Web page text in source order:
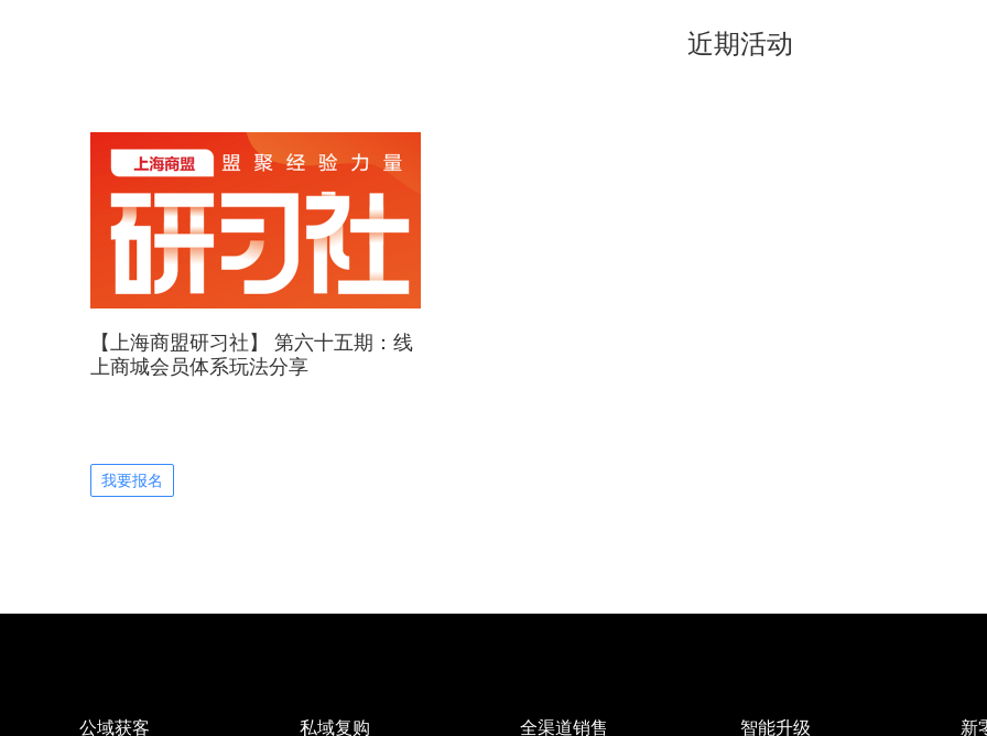
近期活动
【上海商盟研习社】 第六十五期：线
上商城会员体系玩法分享
我要报名
公域获客 私域复购 全渠道销售 智能升级 新